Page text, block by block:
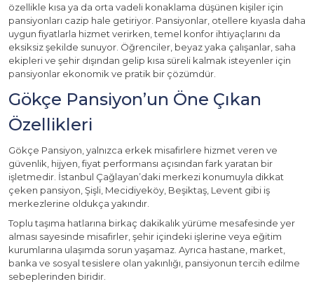
özellikle kısa ya da orta vadeli konaklama düşünen kişiler için
pansiyonları cazip hale getiriyor. Pansiyonlar, otellere kıyasla daha
uygun fiyatlarla hizmet verirken, temel konfor ihtiyaçlarını da
eksiksiz şekilde sunuyor. Öğrenciler, beyaz yaka çalışanlar, saha
ekipleri ve şehir dışından gelip kısa süreli kalmak isteyenler için
pansiyonlar ekonomik ve pratik bir çözümdür.
Gökçe Pansiyon’un Öne Çıkan
Özellikleri
Gökçe Pansiyon, yalnızca erkek misafirlere hizmet veren ve
güvenlik, hijyen, fiyat performansı açısından fark yaratan bir
işletmedir. İstanbul Çağlayan’daki merkezi konumuyla dikkat
çeken pansiyon, Şişli, Mecidiyeköy, Beşiktaş, Levent gibi iş
merkezlerine oldukça yakındır.
Toplu taşıma hatlarına birkaç dakikalık yürüme mesafesinde yer
alması sayesinde misafirler, şehir içindeki işlerine veya eğitim
kurumlarına ulaşımda sorun yaşamaz. Ayrıca hastane, market,
banka ve sosyal tesislere olan yakınlığı, pansiyonun tercih edilme
sebeplerinden biridir.